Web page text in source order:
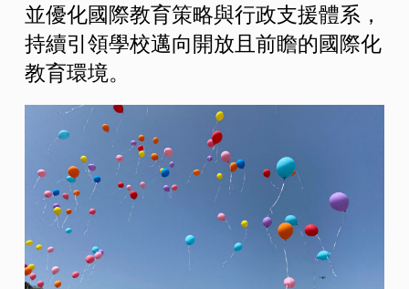
並優化國際教育策略與行政支援體系，
持續引領學校邁向開放且前瞻的國際化
教育環境。